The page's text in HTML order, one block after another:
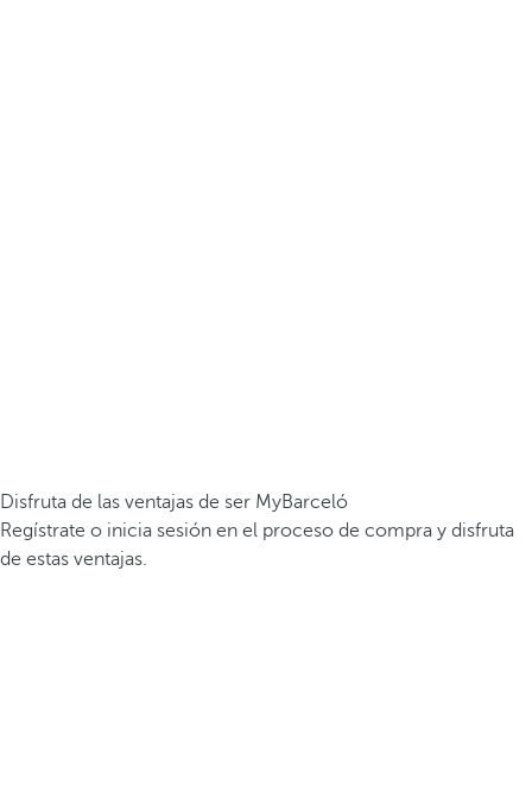
Disfruta de las ventajas de ser MyBarceló
Regístrate o inicia sesión en el proceso de compra y disfruta
de estas ventajas.